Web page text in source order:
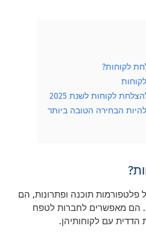
לקוחות?
תוכנה ופתרונות, הם
הם מאפשרים לחברות לטפח
הדדית עם לקוחותיהן.